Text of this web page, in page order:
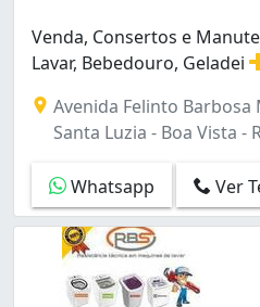
Venda, Consertos e
Lavar, Bebedouro, Geladei
Avenida Felinto
Santa Luzia - Boa Vista -
Whatsapp Ver